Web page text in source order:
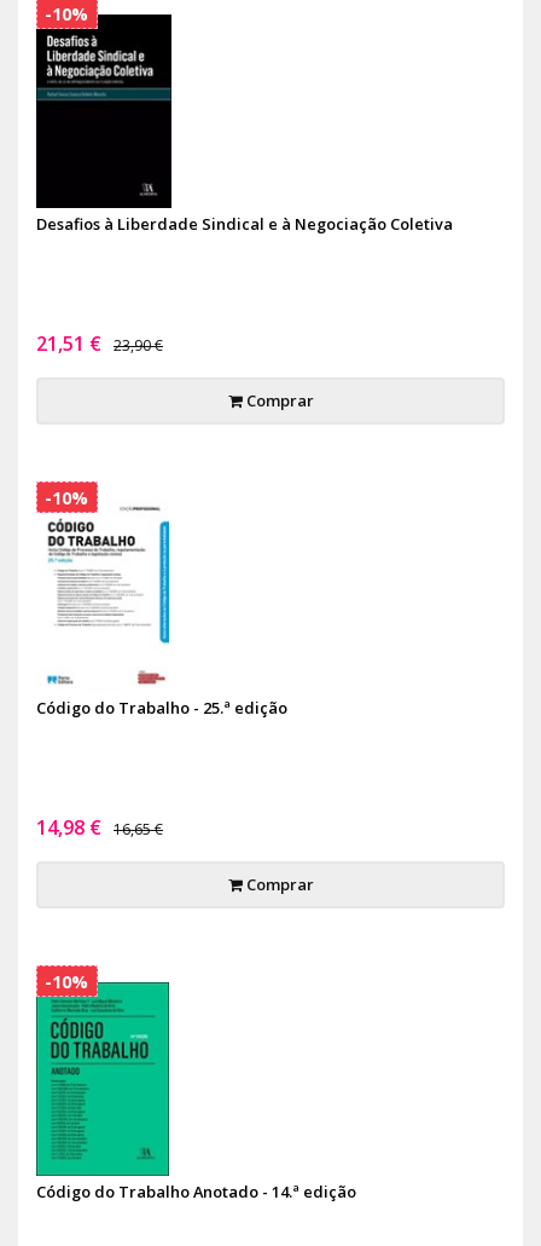
Desafios à Liberdade Sindical e à Negociação Coletiva
21,51 € 23,90 €
Comprar
-10%
Código do Trabalho - 25.ª edição
14,98 € 16,65 €
Comprar
-10%
Código do Trabalho Anotado - 14.ª edição
-10%